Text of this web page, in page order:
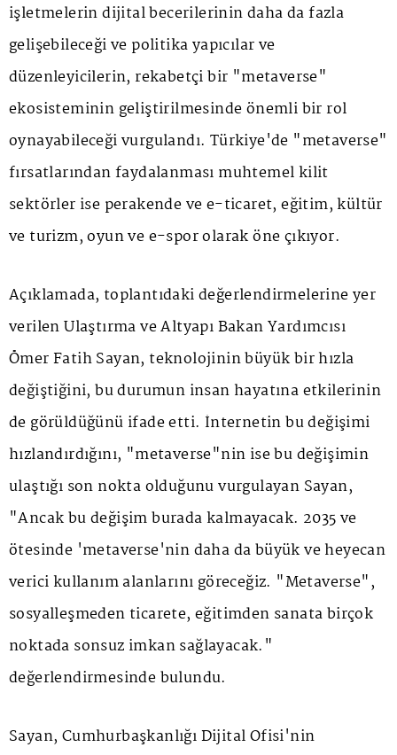
işletmelerin dijital becerilerinin daha da fazla
gelişebileceği ve politika yapıcılar ve
düzenleyicilerin, rekabetçi bir "metaverse"
ekosisteminin geliştirilmesinde önemli bir rol
oynayabileceği vurgulandı. Türkiye'de "metaverse"
fırsatlarından faydalanması muhtemel kilit
sektörler ise perakende ve e-ticaret, eğitim, kültür
ve turizm, oyun ve e-spor olarak öne çıkıyor.
Açıklamada, toplantıdaki değerlendirmelerine yer
verilen Ulaştırma ve Altyapı Bakan Yardımcısı
Ömer Fatih Sayan, teknolojinin büyük bir hızla
değiştiğini, bu durumun insan hayatına etkilerinin
de görüldüğünü ifade etti. İnternetin bu değişimi
hızlandırdığını, "metaverse"nin ise bu değişimin
ulaştığı son nokta olduğunu vurgulayan Sayan,
"Ancak bu değişim burada kalmayacak. 2035 ve
ötesinde 'metaverse'nin daha da büyük ve heyecan
verici kullanım alanlarını göreceğiz. "Metaverse",
sosyalleşmeden ticarete, eğitimden sanata birçok
noktada sonsuz imkan sağlayacak."
değerlendirmesinde bulundu.
Sayan, Cumhurbaşkanlığı Dijital Ofisi'nin